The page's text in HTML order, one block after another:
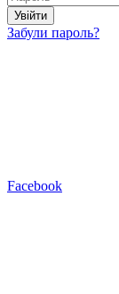
Увійти
Забули пароль?
Facebook